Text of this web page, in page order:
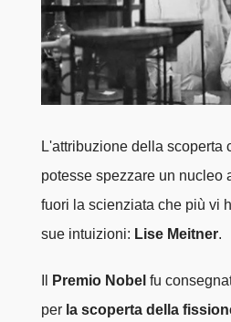
L'attribuzione della scoperta
potesse spezzare un nucleo
fuori la scienziata che più vi
sue intuizioni: Lise Meitner.
Premio Nobel fu
per la scoperta della